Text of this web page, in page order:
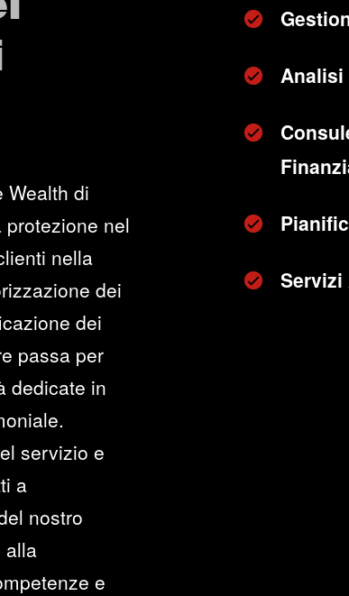
Wealth di
nel
nella
dei
dei
passa per
dedicate in
servizio e
a
nostro
alla
e